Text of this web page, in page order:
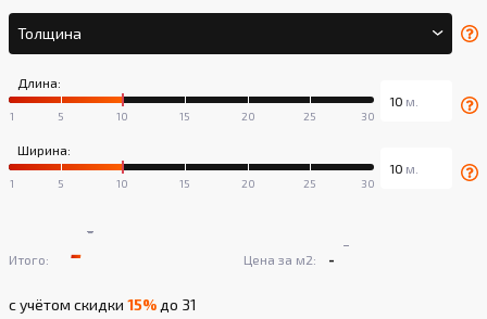
Толщина
Длина:
Ширина:
Итого: -
-
с учётом скидки 15% до 31
Цена за м2: -
-